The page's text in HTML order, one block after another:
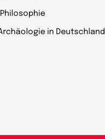
Archäologie in Deutschland